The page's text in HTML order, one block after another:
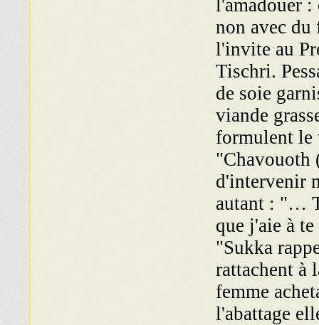
l'amadouer :
non avec du
l'invite au
Tischri.
de soie
viande
formulent le
"Chavouoth
d'intervenir
autant : "…
que j'aie à
"Sukka
rattachent à
femme
l'abattage